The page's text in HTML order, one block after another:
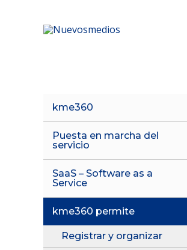
kme360
Puesta en marcha del
servicio
SaaS – Software as a
Service
kme360 permite
Registrar y organizar